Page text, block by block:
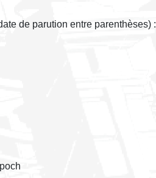
de parution entre parenthèses) :